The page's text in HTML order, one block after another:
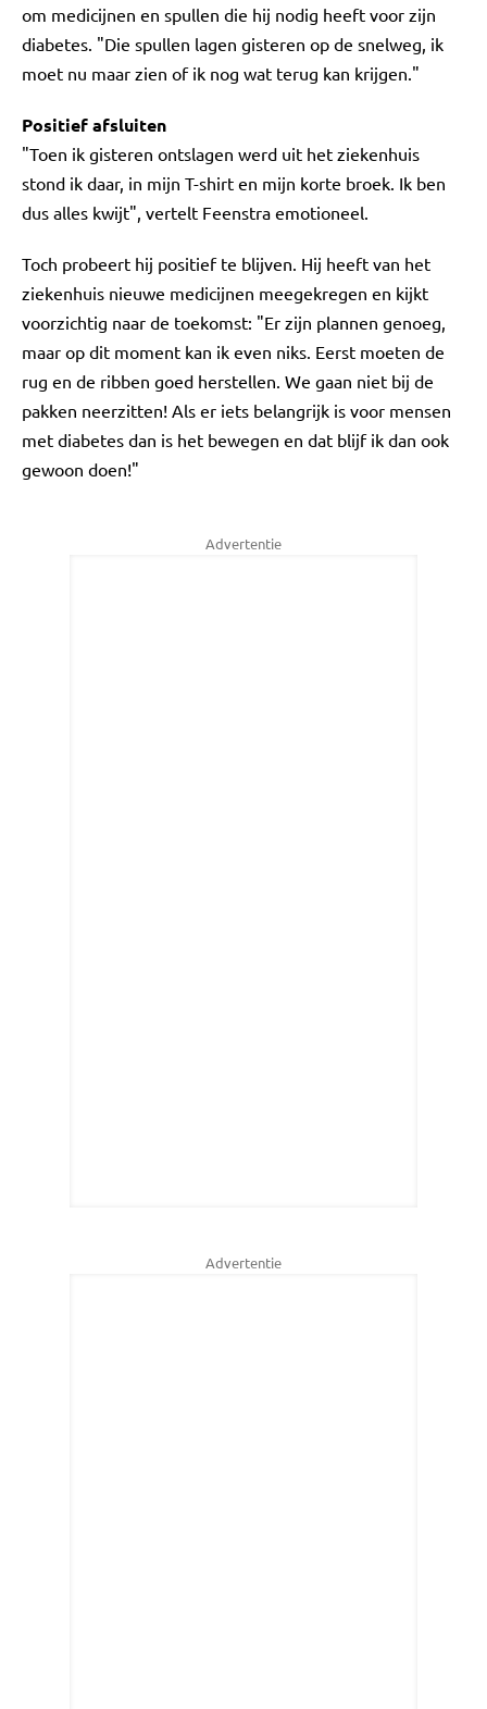
om medicijnen en spullen die hij nodig heeft voor zijn
diabetes. "Die spullen lagen gisteren op de snelweg, ik
moet nu maar zien of ik nog wat terug kan krijgen."
Positief afsluiten
"Toen ik gisteren ontslagen werd uit het ziekenhuis
stond ik daar, in mijn T-shirt en mijn korte broek. Ik ben
dus alles kwijt", vertelt Feenstra emotioneel.
Toch probeert hij positief te blijven. Hij heeft van het
ziekenhuis nieuwe medicijnen meegekregen en kijkt
voorzichtig naar de toekomst: "Er zijn plannen genoeg,
maar op dit moment kan ik even niks. Eerst moeten de
rug en de ribben goed herstellen. We gaan niet bij de
pakken neerzitten! Als er iets belangrijk is voor mensen
met diabetes dan is het bewegen en dat blijf ik dan ook
gewoon doen!"
Advertentie
Advertentie